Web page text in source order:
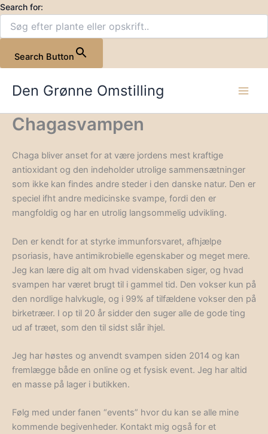
Search for:
Search Button
Gå
indholdet
Den Grønne Omstilling
Chagasvampen
Chaga bliver anset for at være jordens mest kraftige
antioxidant og den indeholder utrolige sammensætninger
som ikke kan findes andre steder i den danske natur. Den er
speciel ifht andre medicinske svampe, fordi den er
mangfoldig og har en utrolig langsommelig udvikling.
Den er kendt for at styrke immunforsvaret, afhjælpe
psoriasis, have antimikrobielle egenskaber og meget mere.
Jeg kan lære dig alt om hvad videnskaben siger, og hvad
svampen har været brugt til i gammel tid. Den vokser kun på
den nordlige halvkugle, og i 99% af tilfældene vokser den på
birketræer. I op til 20 år sidder den suger alle de gode ting
ud af træet, som den til sidst slår ihjel.
Jeg har høstes og anvendt svampen siden 2014 og kan
fremlægge både en online og et fysisk event. Jeg har altid
en masse på lager i butikken.
Følg med under fanen “events” hvor du kan se alle mine
kommende begivenheder. Kontakt mig også for et